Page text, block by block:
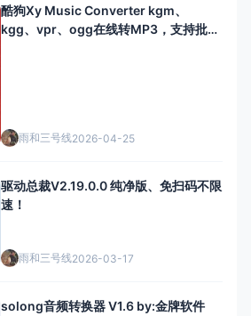
酷狗Xy Music Converter kgm、
kgg、vpr、ogg在线转MP3，支持批量
雨和三号线2026-04-25
驱动总裁V2.19.0.0 纯净版、免扫码不限
速！
雨和三号线2026-03-17
solong音频转换器 V1.6 by:金牌软件